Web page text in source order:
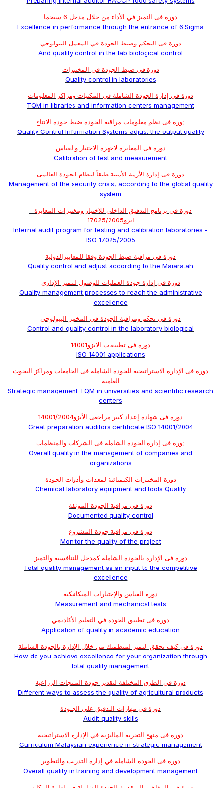
دورة فى التميز في الأداء من خلال مدخل 6 سيجما
Excellence in performance through the entrance of 6 Sigma
دورة فى التحكم وضبط الجودة في المعمل البيولوجي
And quality control in the lab biological control
دورة فى ضبط الجودة في المختبرات
Quality control in laboratories
دورة فى إدارة الجودة الشاملة فى المكتبات ومراكز المعلومات
TQM in libraries and information centers management
دورة فى نظم معلومات مراقبة الجودة ضبط جودة الانتاج
Quality Control Information Systems adjust the output quality
دورة فى المعايرة لاجهزة الاختبار والقياس
Calibration of test and measurement
دورة فى إدارة الأزمة الأمنية طبقاً لنظام الجودة العالمى
Management of the security crisis, according to the global quality
system
دورة فى برنامج التدقيق الداخلي للاختبار ومختبرات المعايرة -
ايزو17025/2005
Internal audit program for testing and calibration laboratories -
ISO 17025/2005
دورة فى مراقبة ضبط الجودة وفقا للمعاييرالدولية
Quality control and adjust according to the Maiaratah
دورة فى إدارة جودة العمليات للوصول للتميز الإداري
Quality management processes to reach the administrative
excellence
دورة فى تحكم ومراقبة الجودة في المختبر البيولوجي
Control and quality control in the laboratory biological
دورة فى تطبيقات الايزو14001
ISO 14001 applications
دورة فى الإدارة الاستراتيجية للجودة الشاملة فى الجامعات ومراكز البحوث
العلمية
Strategic management TQM in universities and scientific research
centers
دورة فى شهادة إعداد كبير مراجعى الأيزو14001/2004
Great preparation auditors certificate ISO 14001/2004
دورة فى إدارة الجودة الشاملة فى الشركات والمنظمات
Overall quality in the management of companies and
organizations
دورة المختبرات الكيميائية لمعدات وأدوات الجودة
Chemical laboratory equipment and tools Quality
دورة فى مراقبة الجودة الموثقة
Documented quality control
دورة فى مراقبة جودة المشروع
Monitor the quality of the project
دورة فى الإدارة بالجودة الشاملة كمدخل للتنافسية والتميز
Total quality management as an input to the competitive
excellence
دورة القياس والإختبارات الميكانيكية
Measurement and mechanical tests
دورة فى تطبيق الجودة في التعليم الأكاديمي
Application of quality in academic education
دورة فى كيف تحقق التميز لمنظمتك من خلال الإدارة بالجودة الشاملة
How do you achieve excellence for your organization through
total quality management
دورة فى الطرق المختلفة لتقدير جودة المنتجات الزراعية
Different ways to assess the quality of agricultural products
دورة فى مهارات التدقيق على الجـودة
Audit quality skills
دورة فى منهج التجربة الماليزية في الإدارة الاستراتيجية
Curriculum Malaysian experience in strategic management
دورة فى الجودة الشاملة في إدارة التدريب والتطوير
Overall quality in training and development management